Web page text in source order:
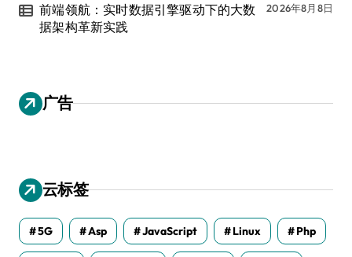
前端领航：实时数据引擎驱动下的大数
据架构革新实践
2026年8月8日
广告
云标签
5G Asp JavaScript Linux Php